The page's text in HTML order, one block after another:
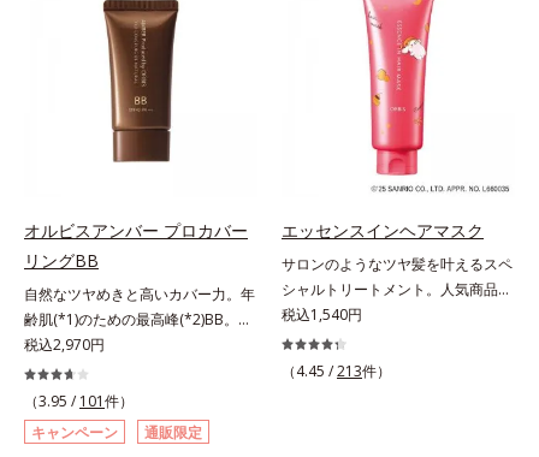
オルビスアンバー プロカバー
リングBB
自然なツヤめきと高いカバー力。年
齢肌(*1)のための最高峰(*2)BB。年
齢肌(*1)のための最高峰(*2)BBクリ
ームです。肌のアラを光でふわりと
とばし、くすみや凹凸も軽やかにカ
バー。さらに厚みのあるテクスチャ
ーが均一にのび広がり、しっかりカ
税込2,970円
（3.95 / 101件）
キャンペーン
通販限定
エッセンスインヘアマスク
サロンのようなツヤ髪を叶えるスペ
シャルトリートメント。人気商品
「エッセンスインヘアミルク」と同
じシリーズの、お風呂で美しいツヤ
髪を叶えるスペシャルヘアマスクで
税込1,540円
（4.45 /213件）